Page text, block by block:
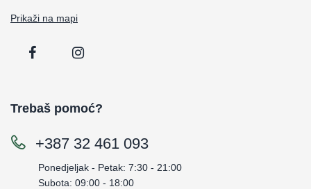
Prikaži na mapi
Trebaš pomoć?
+387 32 461 093
Ponedjeljak - Petak: 7:30 - 21:00
Subota: 09:00 - 18:00